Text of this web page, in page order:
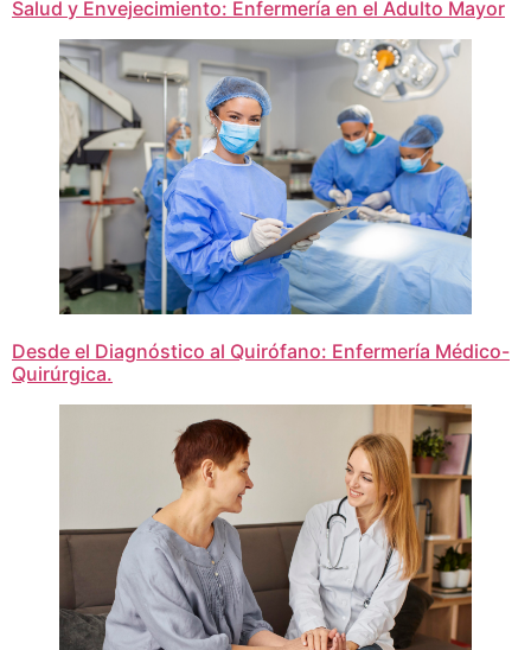
Salud y Envejecimiento: Enfermería en el Adulto Mayor
Desde el Diagnóstico al Quirófano: Enfermería Médico-
Quirúrgica.